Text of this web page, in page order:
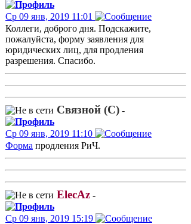
Ср 09 янв, 2019 11:01
Коллеги, доброго дня. Подскажите,
пожалуйста, форму заявления для
юридических лиц, для продления
разрешения. Спасибо.
Связной (С) -
Ср 09 янв, 2019 11:10
Форма продления РиЧ.
ElecAz -
Ср 09 янв, 2019 15:19